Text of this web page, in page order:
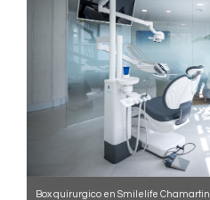
Box quirurgico en Smilelife